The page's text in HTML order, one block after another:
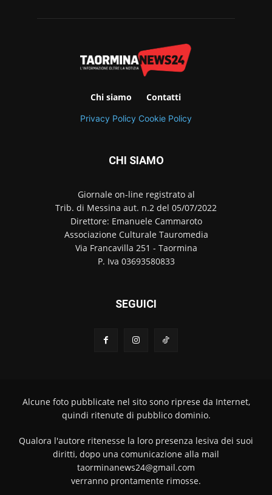
Chi siamo Contatti
Privacy Policy Cookie Policy
CHI SIAMO
Giornale on-line registrato al
Trib. di Messina aut. n.2 del 05/07/2022
Direttore: Emanuele Cammaroto
Associazione Culturale Tauromedia
Via Francavilla 251 - Taormina
P. Iva 03693580833
SEGUICI
Alcune foto pubblicate nel sito sono riprese da Internet,
quindi ritenute di pubblico dominio.
Qualora l'autore ritenesse la loro presenza lesiva dei suoi
diritti, dopo una comunicazione alla mail
taorminanews24@gmail.com
verranno prontamente rimosse.